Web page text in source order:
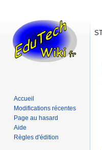
Accueil
Modifications récentes
Page au hasard
Aide
Règles d'édition